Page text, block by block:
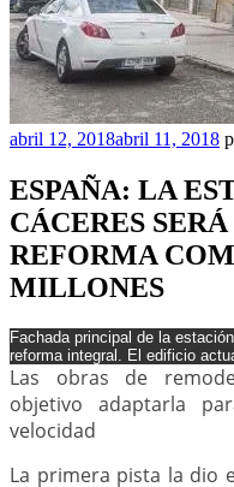
Publicado
abril 12, 2018abril 11, 2018
ESPAÑA: LA
CÁCERES
REFORMA
MILLONES
Fachada principal de la
reforma integral. El edificio
Las obras de
objetivo adaptarla
velocidad
La primera pista la dio